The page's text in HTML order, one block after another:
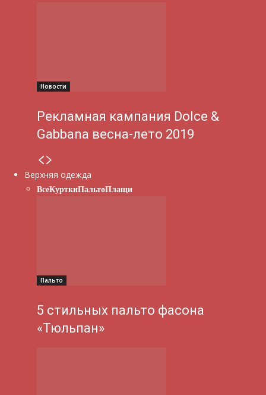
Новости
Рекламная кампания Dolce &
Gabbana весна-лето 2019
Верхняя одежда
ВсеКурткиПальтоПлащи
Пальто
5 стильных пальто фасона
«Тюльпан»